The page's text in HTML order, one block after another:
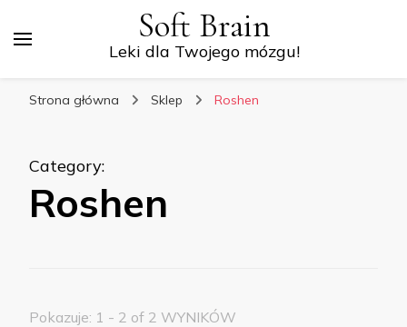
Soft Brain
Leki dla Twojego mózgu!
Strona główna Sklep Roshen
Category:
Roshen
Pokazuje: 1 - 2 of 2 WYNIKÓW